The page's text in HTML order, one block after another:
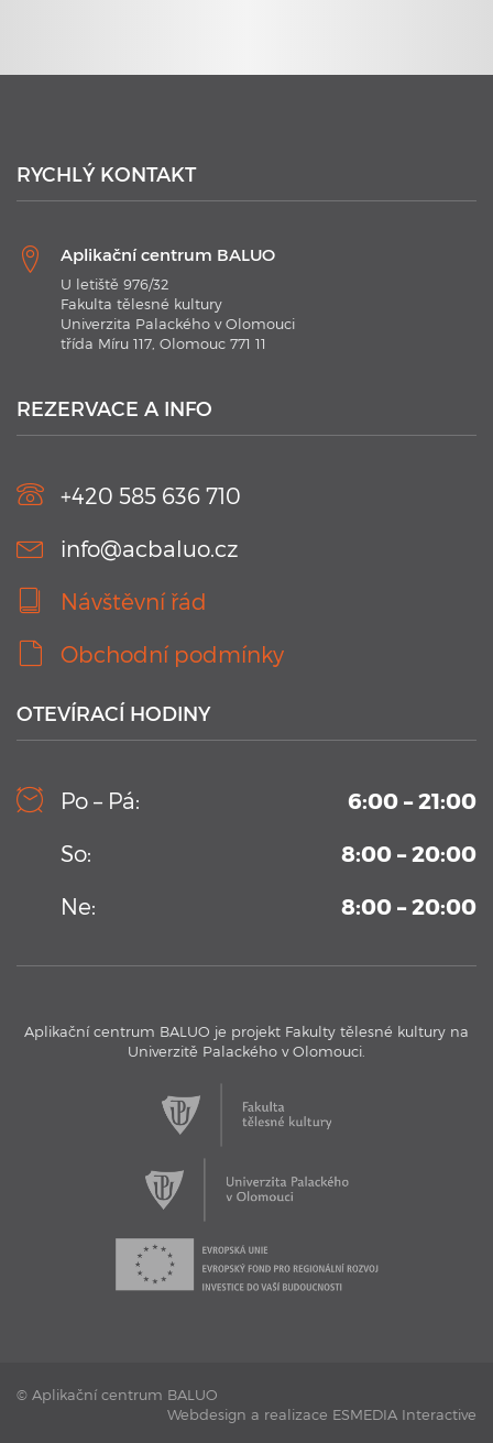
21. 1. 2020
technologií 2020
Kamerový systém v testovacím bazénu Aplikačního
centra BALUO
Vysoko-sekvenční kamerový systém permanentně
umístění v Aplikačním centrum BALUO. Více informací zde
Aplikační centrum BALUO - Testovací bazén
Aplikační centrum BALUO představuje jeho jedinečný
testovací bazén s kamerovým systémem.
RYCHLÝ KONTAKT
Aplikační centrum BALUO
U letiště 976/32
Fakulta tělesné kultury
Univerzita Palackého v Olomouci
třída Míru 117, Olomouc 771 11
REZERVACE A INFO
+420 585 636 710
info@acbaluo.cz
Návštěvní řád
Obchodní podmínky
OTEVÍRACÍ HODINY
Po – Pá:
6:00 – 21:00
So:
8:00 – 20:00
Ne:
8:00 – 20:00
Aplikační centrum BALUO je projekt Fakulty tělesné kultury na
Univerzitě Palackého v Olomouci.
© Aplikační centrum BALUO
Webdesign a realizace ESMEDIA Interactive